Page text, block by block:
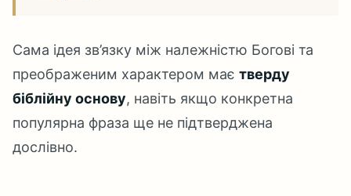
Сама ідея зв’язку між належністю Богові та
преображеним характером має тверду
біблійну основу, навіть якщо конкретна
популярна фраза ще не підтверджена
дослівно.